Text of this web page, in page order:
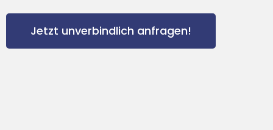
Jetzt unverbindlich anfragen!